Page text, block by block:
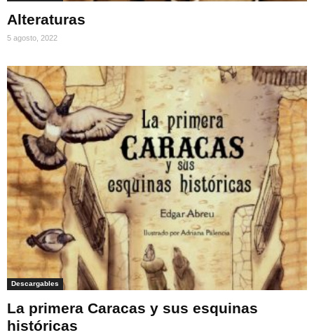
Alteraturas
5 agosto, 2022
Descargables
La primera Caracas y sus esquinas
históricas